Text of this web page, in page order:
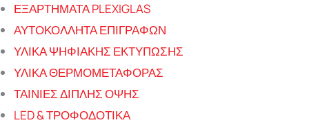
ΕΞΑΡΤΗΜΑΤΑ PLEXIGLAS
ΑΥΤΟΚΟΛΛΗΤΑ ΕΠΙΓΡΑΦΩΝ
ΥΛΙΚΑ ΨΗΦΙΑΚΗΣ ΕΚΤΥΠΩΣΗΣ
ΥΛΙΚΑ ΘΕΡΜΟΜΕΤΑΦΟΡΑΣ
ΤΑΙΝΙΕΣ ΔΙΠΛΗΣ ΟΨΗΣ
LED & ΤΡΟΦΟΔΟΤΙΚΑ